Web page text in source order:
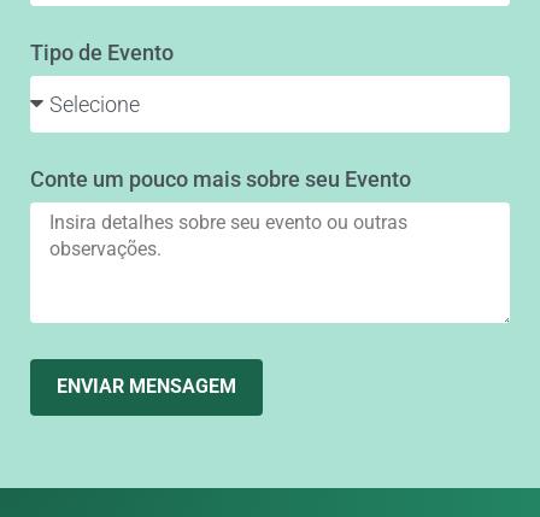
Tipo de Evento
Conte um pouco mais sobre seu Evento
ENVIAR MENSAGEM